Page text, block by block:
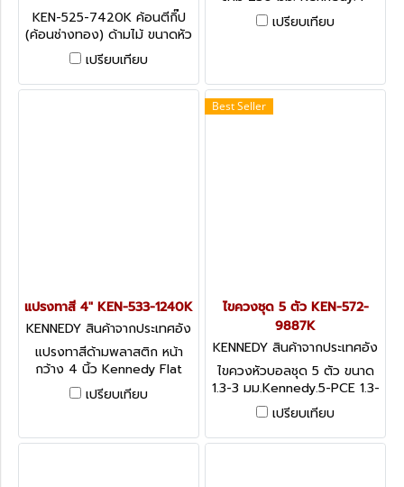
กฤษ KEN-525-7420K
KEN-525-7420K ค้อนตีกิ๊ป
(ค้อนช่างทอง) ด้ามไม้ ขนาดหัว
ค้อน 0.5 กก. ความยาวทั้งหมด
320 มม. KENNEDY
เปรียบเทียบ
SCALE TANG SCRAPER -
ROSEWOOD
เปรียบเทียบ
แปรงทาสี 4" KEN-533-1240K
KENNEDY สินค้าจากประเทศอัง
กฤษ KEN-533-1240K
แปรงทาสีด้ามพลาสติก หน้า
กว้าง 4 นิ้ว Kennedy Flat
Paint Brush, Natural Bristle,
4in.
เปรียบเทียบ
Best Seller
ไขควงชุด 5 ตัว KEN-572-
9887K
KENNEDY สินค้าจากประเทศอัง
กฤษ-1
ไขควงหัวบอลชุด 5 ตัว ขนาด
1.3-3 มม.Kennedy.5-PCE 1.3-
3.0mm BALL HEXAGON
SCREWDRIVER SET
เปรียบเทียบ